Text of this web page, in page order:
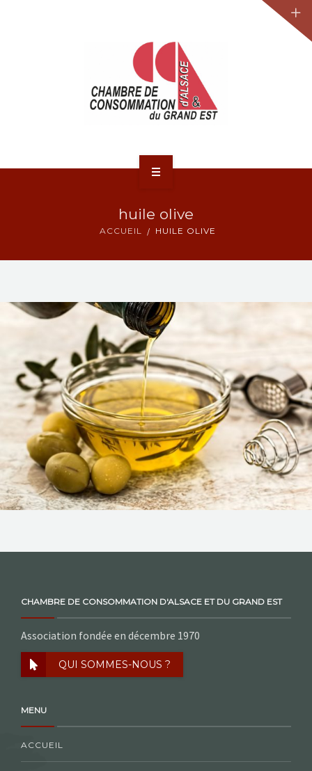
NOS ACTIONS
CONTACT
huile olive
ACCUEIL HUILE OLIVE
CHAMBRE DE CONSOMMATION D'ALSACE ET DU GRAND EST
Association fondée en décembre 1970
QUI SOMMES-NOUS ?
MENU
ACCUEIL